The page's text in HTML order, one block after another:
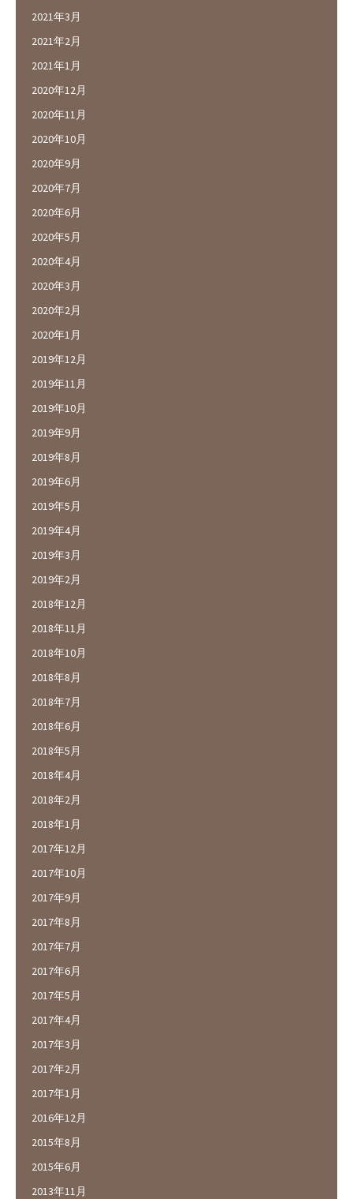
2021年3月
2021年2月
2021年1月
2020年12月
2020年11月
2020年10月
2020年9月
2020年7月
2020年6月
2020年5月
2020年4月
2020年3月
2020年2月
2020年1月
2019年12月
2019年11月
2019年10月
2019年9月
2019年8月
2019年6月
2019年5月
2019年4月
2019年3月
2019年2月
2018年12月
2018年11月
2018年10月
2018年8月
2018年7月
2018年6月
2018年5月
2018年4月
2018年2月
2018年1月
2017年12月
2017年10月
2017年9月
2017年8月
2017年7月
2017年6月
2017年5月
2017年4月
2017年3月
2017年2月
2017年1月
2016年12月
2015年8月
2015年6月
2013年11月